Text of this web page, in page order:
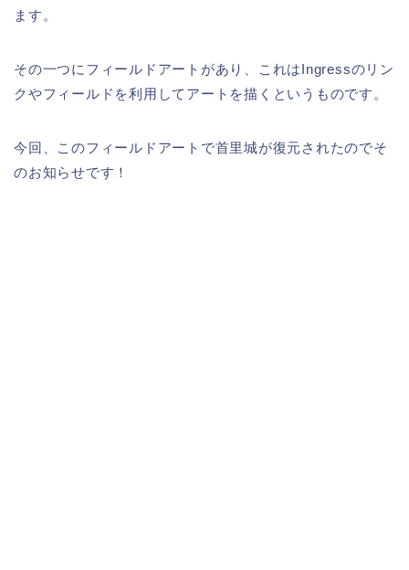
ます。
その一つにフィールドアートがあり、これはIngressのリン
クやフィールドを利用してアートを描くというものです。
今回、このフィールドアートで首里城が復元されたのでそ
のお知らせです！